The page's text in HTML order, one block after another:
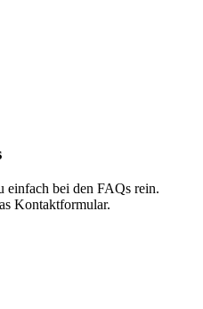
einfach bei den FAQs rein.
Kontaktformular.